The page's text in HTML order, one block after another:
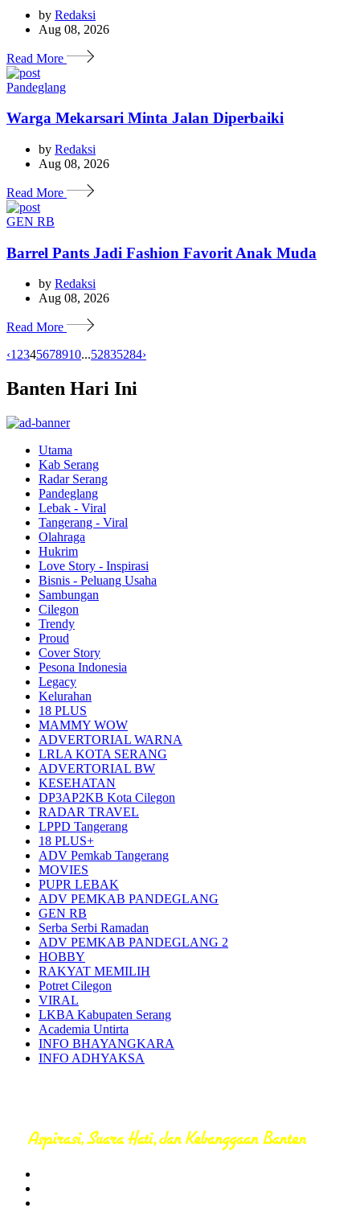
by Redaksi
Aug 08, 2026
Read More
Pandeglang
Warga Mekarsari Minta Jalan Diperbaiki
by Redaksi
Aug 08, 2026
Read More
GEN RB
Barrel Pants Jadi Fashion Favorit Anak Muda
by Redaksi
Aug 08, 2026
Read More
‹12345678910...52835284›
Banten Hari Ini
Utama
Kab Serang
Radar Serang
Pandeglang
Lebak - Viral
Tangerang - Viral
Olahraga
Hukrim
Love Story - Inspirasi
Bisnis - Peluang Usaha
Sambungan
Cilegon
Trendy
Proud
Cover Story
Pesona Indonesia
Legacy
Kelurahan
18 PLUS
MAMMY WOW
ADVERTORIAL WARNA
LRLA KOTA SERANG
ADVERTORIAL BW
KESEHATAN
DP3AP2KB Kota Cilegon
RADAR TRAVEL
LPPD Tangerang
18 PLUS+
ADV Pemkab Tangerang
MOVIES
PUPR LEBAK
ADV PEMKAB PANDEGLANG
GEN RB
Serba Serbi Ramadan
ADV PEMKAB PANDEGLANG 2
HOBBY
RAKYAT MEMILIH
Potret Cilegon
VIRAL
LKBA Kabupaten Serang
Academia Untirta
INFO BHAYANGKARA
INFO ADHYAKSA